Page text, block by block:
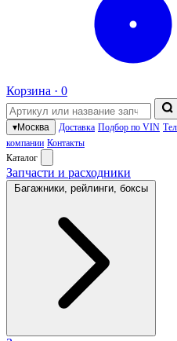
Корзина · 0
▾Москва Доставка Подбор по VIN
компании Контакты
Каталог
Запчасти и расходники
Багажники, рейлинги, боксы